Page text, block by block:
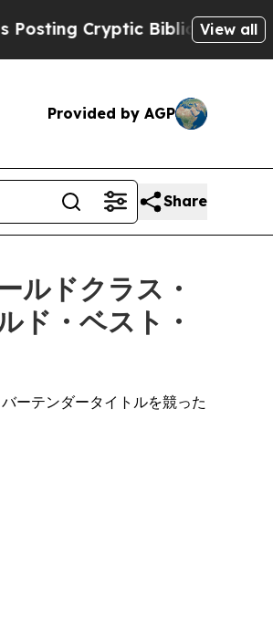
Biblical Messages on Social
View all
Provided by AGP
Share
ルドクラス・
・ベスト・
ーテンダータイトルを競った